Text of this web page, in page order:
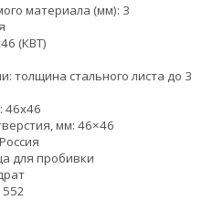
материала (мм): 3
(КВТ)
толщина стального листа до 3
46х46
мм: 46×46
для пробивки